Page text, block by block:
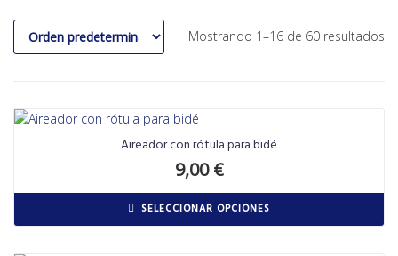
Mostrando 1–16 de 60 resultados
Aireador con rótula para bidé
9,00€
SELECCIONAR OPCIONES